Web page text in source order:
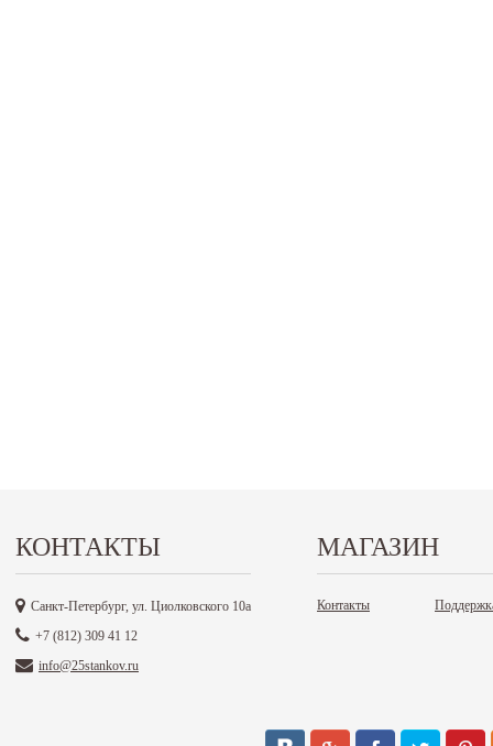
КОНТАКТЫ
Санкт-Петербург, ул. Циолковского 10а
+7 (812) 309 41 12
info@25stankov.ru
МАГАЗИН
Контакты